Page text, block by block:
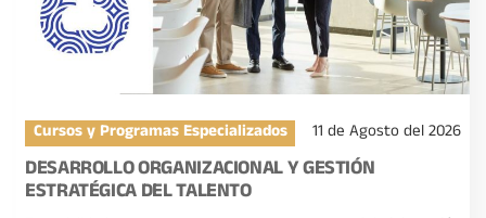
Cursos y Programas Especializados 11 de Agosto del 2026
DESARROLLO ORGANIZACIONAL Y GESTIÓN
ESTRATÉGICA DEL TALENTO